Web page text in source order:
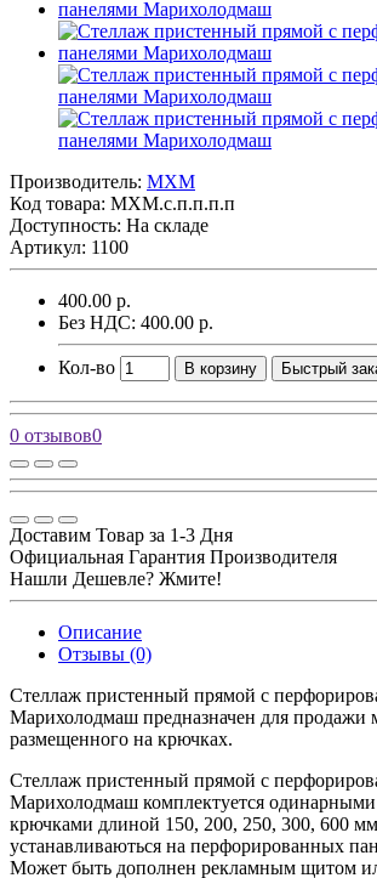
Производитель: MXM
Код товара: МХМ.с.п.п.п.п
Доступность: На складе
Артикул: 1100
400.00 р.
Без НДС: 400.00 р.
Кол-во В корзину Быстрый
0 отзывов0
Доставим Товар за 1-3 Дня
Официальная Гарантия Производителя
Нашли Дешевле? Жмите!
Описание
Отзывы (0)
Стеллаж пристенный прямой с
Марихолодмаш предназначен для продажи
размещенного на крючках.
Стеллаж пристенный прямой с
Марихолодмаш комплектуется
крючками длиной 150, 200, 250, 300, 600
устанавливаються на перфорированных
Может быть дополнен рекламным щитом